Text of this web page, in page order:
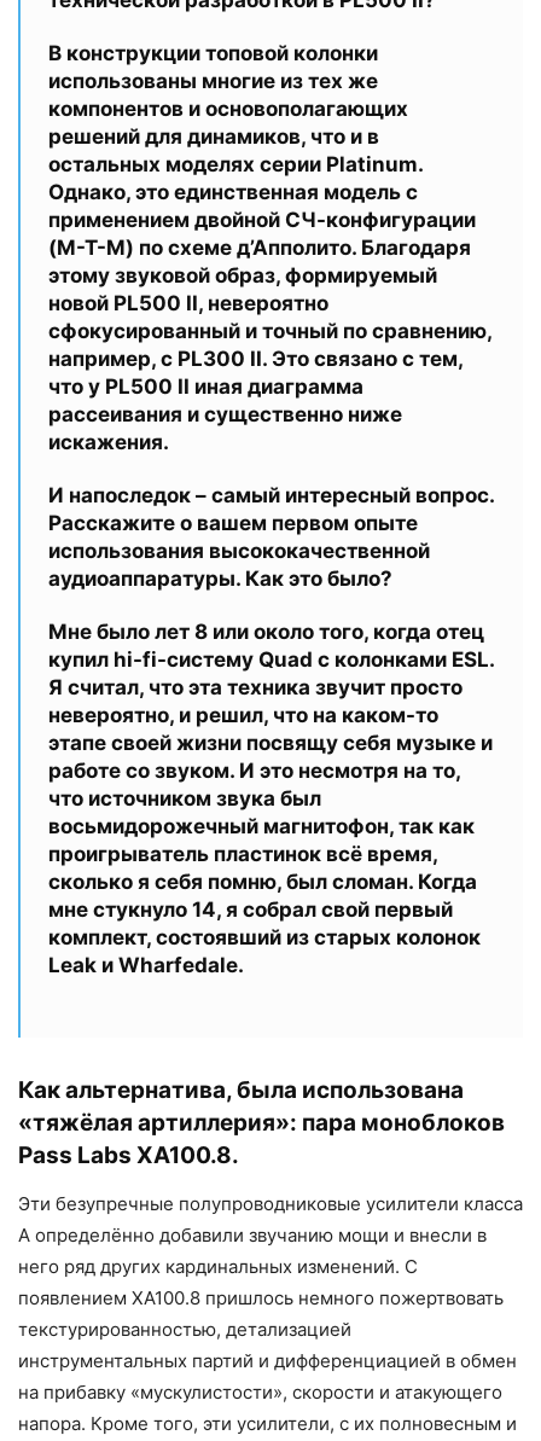
В конструкции топовой колонки
использованы многие из тех же
компонентов и основополагающих
решений для динамиков, что и в
остальных моделях серии Platinum.
Однако, это единственная модель с
применением двойной СЧ-конфигурации
(M-T-M) по схеме д’Апполито. Благодаря
этому звуковой образ, формируемый
новой PL500 II, невероятно
сфокусированный и точный по сравнению,
например, с PL300 II. Это связано с тем,
что у PL500 II иная диаграмма
рассеивания и существенно ниже
искажения.
И напоследок – самый интересный вопрос.
Расскажите о вашем первом опыте
использования высококачественной
аудиоаппаратуры. Как это было?
Мне было лет 8 или около того, когда отец
купил hi-fi-систему Quad с колонками ESL.
Я считал, что эта техника звучит просто
невероятно, и решил, что на каком-то
этапе своей жизни посвящу себя музыке и
работе со звуком. И это несмотря на то,
что источником звука был
восьмидорожечный магнитофон, так как
проигрыватель пластинок всё время,
сколько я себя помню, был сломан. Когда
мне стукнуло 14, я собрал свой первый
комплект, состоявший из старых колонок
Leak и Wharfedale.
Как альтернатива, была использована
«тяжёлая артиллерия»: пара моноблоков
Pass Labs XA100.8.
Эти безупречные полупроводниковые усилители класса
А определённо добавили звучанию мощи и внесли в
него ряд других кардинальных изменений. С
появлением XA100.8 пришлось немного пожертвовать
текстурированностью, детализацией
инструментальных партий и дифференциацией в обмен
на прибавку «мускулистости», скорости и атакующего
напора. Кроме того, эти усилители, с их полновесным и